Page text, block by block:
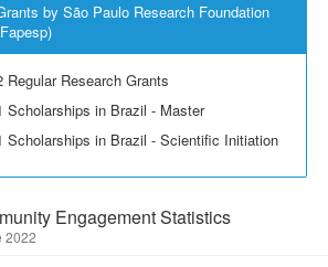
by São Paulo Research Foundation
Regular Research Grants
Scholarships in Brazil - Master
Scholarships in Brazil - Scientific Initiation
Engagement Statistics
2022